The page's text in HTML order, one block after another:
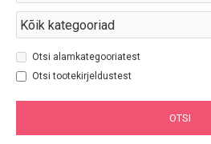
Otsi alamkategooriatest
Otsi tootekirjeldustest
OTSI